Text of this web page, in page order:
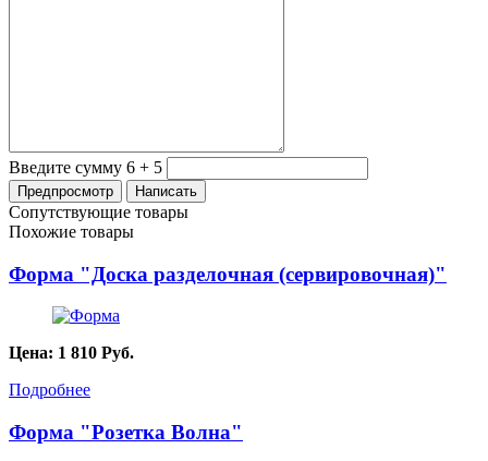
Введите сумму 6 + 5
Сопутствующие товары
Похожие товары
Форма "Доска разделочная (сервировочная)"
Цена: 1 810 Руб.
Подробнее
Форма "Розетка Волна"